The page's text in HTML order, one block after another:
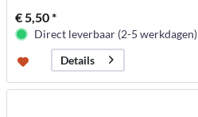
€ 5,50 *
Direct leverbaar (2-5 werkdagen)
Details